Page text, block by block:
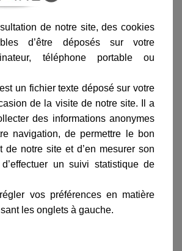
Informations produit
marque
gamme complète
de notre site, des cookies
d’être déposés sur votre
téléphone portable ou
un fichier texte déposé sur votre
de la visite de notre site. Il a
des informations anonymes
navigation, de permettre le bon
de notre site et d’en mesurer son
un suivi statistique de
vos préférences en matière
les onglets à gauche.